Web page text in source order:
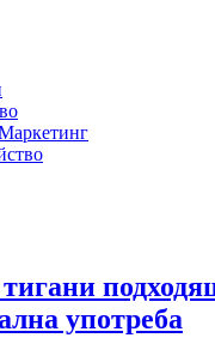
употреба